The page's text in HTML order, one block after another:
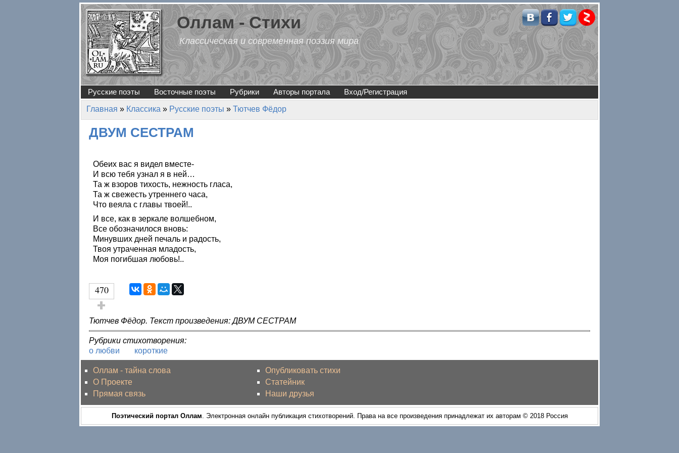
Перейти к основному содержанию
Оллам - Стихи
Классическая и современная поэзия мира
Русские поэты Восточные поэты Рубрики Авторы портала Вход/Регистрация
Вы здесь
Главная » Классика » Русские поэты » Тютчев Фёдор
ДВУМ СЕСТРАМ
Обеих вас я видел вместе-
И всю тебя узнал я в ней…
Та ж взоров тихость, нежность гласа,
Та ж свежесть утреннего часа,
Что веяла с главы твоей!..
И все, как в зеркале волшебном,
Все обозначилося вновь:
Минувших дней печаль и радость,
Твоя утраченная младость,
Моя погибшая любовь!..
470
Голос за!
Тютчев Фёдор. Текст произведения: ДВУМ СЕСТРАМ
Рубрики стихотворения:
о любви
короткие
Оллам - тайна слова
О Проекте
Прямая связь
Опубликовать стихи
Статейник
Наши друзья
Поэтический портал Оллам . Электронная онлайн публикация стихотворений. Права на все произведения принадлежат их авторам © 2018 Россия